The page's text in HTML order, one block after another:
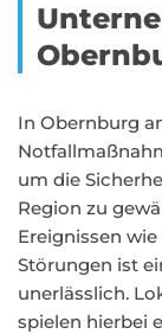
In Obernburg
um die
Region zu
Ereignissen
Störungen ist
unerlässlich.
spielen hierbei